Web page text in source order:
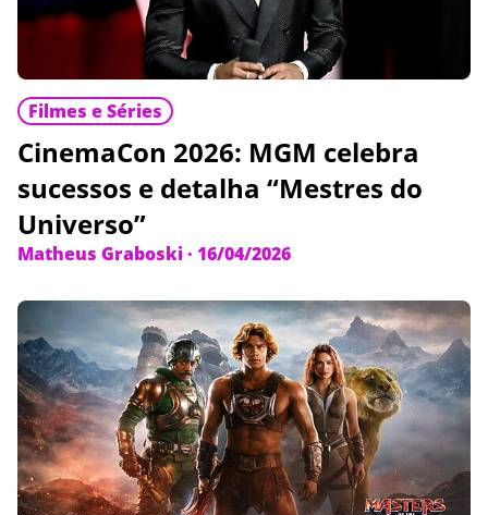
Filmes e Séries
CinemaCon 2026: MGM celebra
sucessos e detalha “Mestres do
Universo”
Matheus Graboski· 16/04/2026